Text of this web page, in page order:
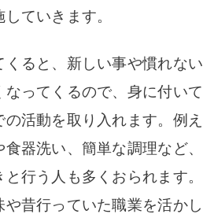
ていきます。
ると、新しい事や慣れない
ってくるので、身に付いて
活動を取り入れます。例え
器洗い、簡単な調理など、
行う人も多くおられます。
や昔行っていた職業を活かし